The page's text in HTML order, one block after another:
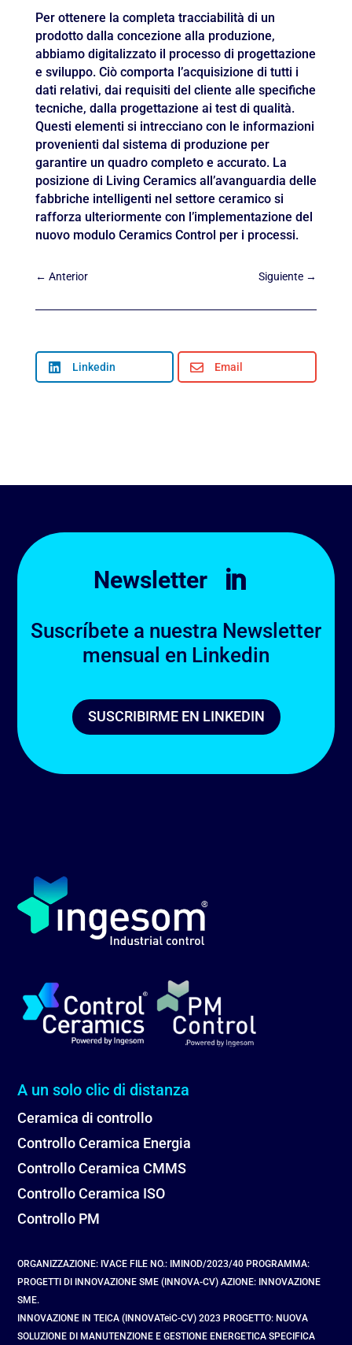
Per ottenere la completa tracciabilità di un
prodotto dalla concezione alla produzione,
abbiamo digitalizzato il processo di progettazione
e sviluppo. Ciò comporta l’acquisizione di tutti i
dati relativi, dai requisiti del cliente alle specifiche
tecniche, dalla progettazione ai test di qualità.
Questi elementi si intrecciano con le informazioni
provenienti dal sistema di produzione per
garantire un quadro completo e accurato. La
posizione di Living Ceramics all’avanguardia delle
fabbriche intelligenti nel settore ceramico si
rafforza ulteriormente con l’implementazione del
nuovo modulo Ceramics Control per i processi.
← Anterior Siguiente →
 Linkedin  Email

Newsletter
Suscríbete a nuestra Newsletter
mensual en Linkedin
SUSCRIBIRME EN LINKEDIN
A un solo clic di distanza
Ceramica di controllo
Controllo Ceramica Energia
Controllo Ceramica CMMS
Controllo Ceramica ISO
Controllo PM
ORGANIZZAZIONE: IVACE FILE NO.: IMINOD/2023/40 PROGRAMMA:
PROGETTI DI INNOVAZIONE SME (INNOVA-CV) AZIONE: INNOVAZIONE
SME.
INNOVAZIONE IN TEICA (INNOVATeiC-CV) 2023 PROGETTO: NUOVA
SOLUZIONE DI MANUTENZIONE E GESTIONE ENERGETICA SPECIFICA